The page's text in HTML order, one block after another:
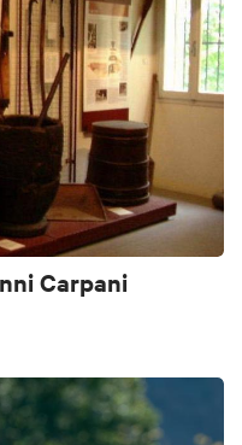
Carpani